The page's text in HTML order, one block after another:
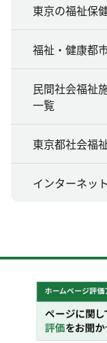
東京の福祉保
福祉・健康都
民間社会福祉
一覧
東京都社会福
インターネッ